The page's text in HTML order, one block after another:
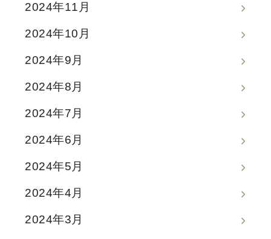
2024年11月
2024年10月
2024年9月
2024年8月
2024年7月
2024年6月
2024年5月
2024年4月
2024年3月